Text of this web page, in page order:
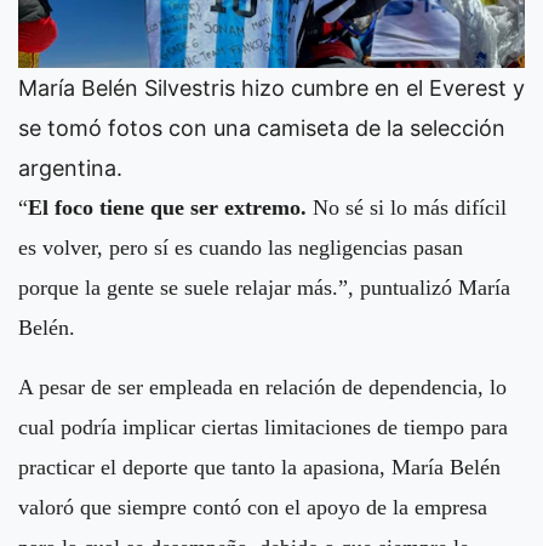
María Belén Silvestris hizo cumbre en el Everest y
se tomó fotos con una camiseta de la selección
argentina.
“El foco tiene que ser extremo. No sé si lo más difícil
es volver, pero sí es cuando las negligencias pasan
porque la gente se suele relajar más.”, puntualizó María
Belén.
A pesar de ser empleada en relación de dependencia, lo
cual podría implicar ciertas limitaciones de tiempo para
practicar el deporte que tanto la apasiona, María Belén
valoró que siempre contó con el apoyo de la empresa